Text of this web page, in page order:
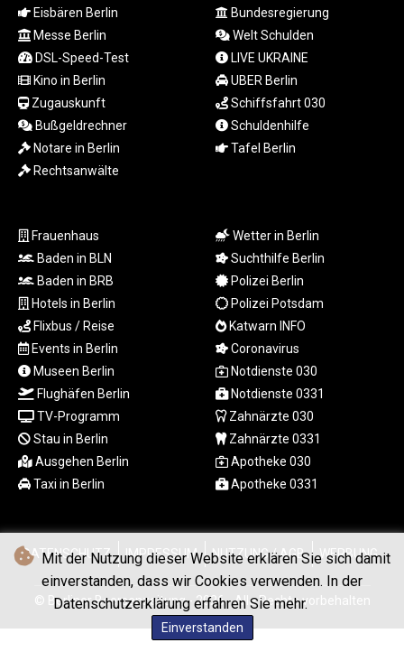
Mit der Nutzung dieser Website erklären Sie sich damit
einverstanden, dass wir Cookies verwenden. In der
Datenschutzerklärung erfahren Sie mehr.
Einverstanden
CNH 7.796152
COP
3650.105178
CRC 525.509359
CUC 1.156136
CUP 30.637594
CVE 110.646682
CZK 24.258158
DZD 153.688625
EGP 57.293288
ERN 17.342035
ETB 184.982115
FJD 2.553384
FKP 0.859288
GBP 0.856968
GEL 3.017966
GGP 0.859288
GHS 13.596606
GIP 0.859288
GMD 84.980421
GNF
10145.090599
HKD 9.067746
HNL 31.077375
HRK 7.536622
HTG 151.150865
HUF 363.096405
IDR
Eisbären Berlin
Messe Berlin
DSL-Speed-Test
Kino in Berlin
Zugauskunft
Bußgeldrechner
Notare in Berlin
Rechtsanwälte
Bundesregierung
Welt Schulden
LIVE UKRAINE
UBER Berlin
Schiffsfahrt 030
Schuldenhilfe
Tafel Berlin
Frauenhaus
Baden in BLN
Baden in BRB
Hotels in Berlin
Flixbus / Reise
Events in Berlin
Museen Berlin
Flughäfen Berlin
TV-Programm
Stau in Berlin
Ausgehen Berlin
Taxi in Berlin
Wetter in Berlin
Suchthilfe Berlin
Polizei Berlin
Polizei Potsdam
Katwarn INFO
Coronavirus
Notdienste 030
Notdienste 0331
Zahnärzte 030
Zahnärzte 0331
Apotheke 030
Apotheke 0331
DATENSCHUTZ IMPRESSUM NUTZUNG / AGB WERBUNG
© Berliner Boersenzeitung - 2026 - Alle Rechte vorbehalten